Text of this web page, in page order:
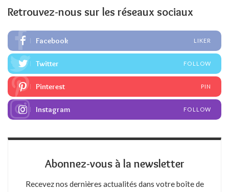
Retrouvez-nous sur les réseaux sociaux
Facebook LIKER
Twitter FOLLOW
Pinterest PIN
Instagram FOLLOW
Abonnez-vous à la newsletter
Recevez nos dernières actualités dans votre boîte de